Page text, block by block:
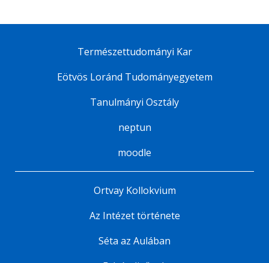
Természettudományi Kar
Eötvös Loránd Tudományegyetem
Tanulmányi Osztály
neptun
moodle
Ortvay Kollokvium
Az Intézet története
Séta az Aulában